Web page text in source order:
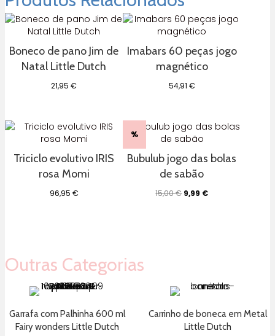
Boneco de pano Jim de
Natal Little Dutch
21,95€
Imabars 60 peças jogo
magnético
54,91 €
Triciclo evolutivo IRIS
rosa Momi
96,95 €
%
Bubulub jogo das bolas
de sabão
15,00€ O
9,99 €O
Outras Categorias
Garrafa com Palhinha 600 ml
Fairy wonders Little Dutch
Carrinho de boneca em Metal
Little Dutch